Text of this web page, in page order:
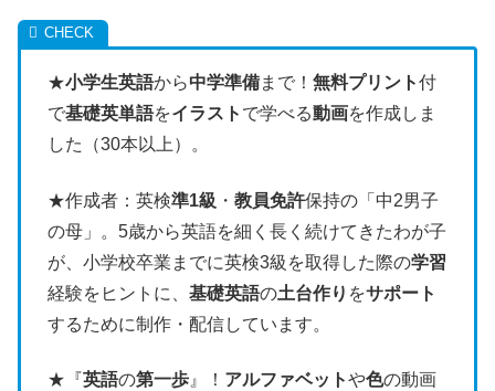
★小学生英語から中学準備まで！ 無料プリント付
で基礎英単語をイラスト で学べる動画を作成しま
した（30本以上）。
★作成者：英検準1級 ・ 教員免許保持の「中2男子
の母」。5歳から英語を細く長く続けてきたわが子
が、小学校卒業までに英検3級を取得した際の学習
経験をヒントに、 基礎英語の土台作り をサポート
するために制作・配信しています。
★『英語の第一歩 』！ アルファベットや色の動画